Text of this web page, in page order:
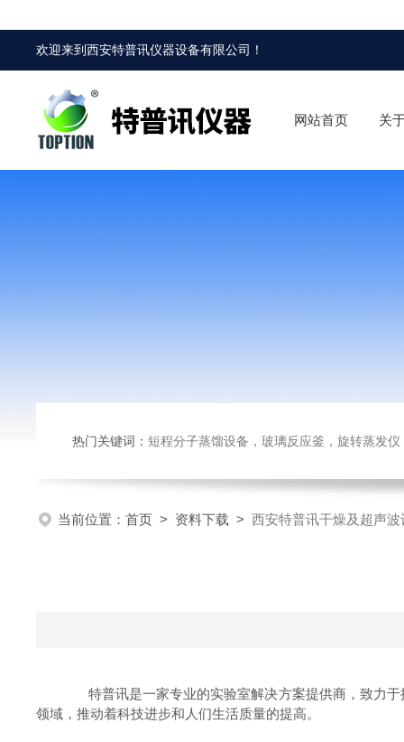
欢迎来到西安特普讯仪器设备有限公司 ！
网站首页 关
热门关键词： 短程分子蒸馏设备，玻璃反应釜，旋转蒸发
当前位置： 首页 > 资料下载 > 西安特普讯干燥及超声波
特普讯是一家专业的实验室解决方案提供商，致力于
领域，推动着科技进步和人们生活质量的提高。